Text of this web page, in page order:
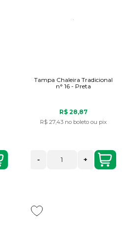
Tampa Chaleira Tradicional
n° 16 - Preta
R$ 28,87
R$ 27,43 no boleto ou pix
- +